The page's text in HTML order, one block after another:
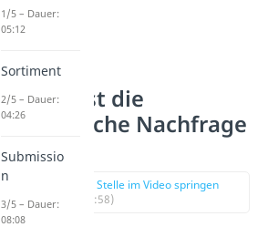
Warum ist die
unelastische Nachfrage
wichtig?
zur Stelle im Video springen
(00:58)
1/5 – Dauer:
05:12
Sortiment
2/5 – Dauer:
04:26
Submissio
n
3/5 – Dauer:
08:08